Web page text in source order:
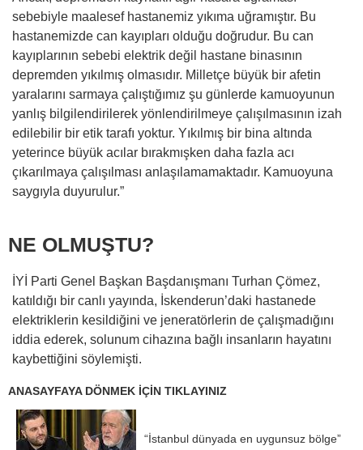
sebebiyle maalesef hastanemiz yıkıma uğramıştır. Bu
hastanemizde can kayıpları olduğu doğrudur. Bu can
kayıplarının sebebi elektrik değil hastane binasının
depremden yıkılmış olmasıdır. Milletçe büyük bir afetin
yaralarını sarmaya çalıştığımız şu günlerde kamuoyunun
yanlış bilgilendirilerek yönlendirilmeye çalışılmasının izah
edilebilir bir etik tarafı yoktur. Yıkılmış bir bina altında
yeterince büyük acılar bırakmışken daha fazla acı
çıkarılmaya çalışılması anlaşılamamaktadır. Kamuoyuna
saygıyla duyurulur.”
NE OLMUŞTU?
İYİ Parti Genel Başkan Başdanışmanı Turhan Çömez,
katıldığı bir canlı yayında, İskenderun’daki hastanede
elektriklerin kesildiğini ve jeneratörlerin de çalışmadığını
iddia ederek, solunum cihazına bağlı insanların hayatını
kaybettiğini söylemişti.
ANASAYFAYA DÖNMEK İÇİN TIKLAYINIZ
“İstanbul dünyada en uygunsuz bölge”